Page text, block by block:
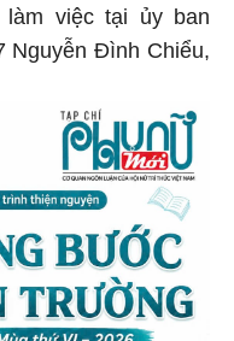
việc tại ủy ban
Đình Chiểu,